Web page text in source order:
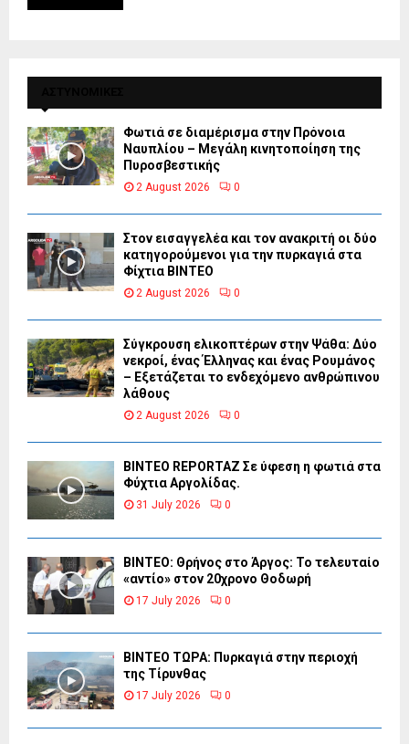
Φωτιά σε διαμέρισμα στην Πρόνοια
Ναυπλίου – Μεγάλη κινητοποίηση της
Πυροσβεστικής
2 August 2026 0
Στον εισαγγελέα και τον ανακριτή οι δύο
κατηγορούμενοι για την πυρκαγιά στα
Φίχτια ΒΙΝΤΕΟ
2 August 2026 0
Σύγκρουση ελικοπτέρων στην Ψάθα: Δύο
νεκροί, ένας Έλληνας και ένας Ρουμάνος
– Εξετάζεται το ενδεχόμενο ανθρώπινου
λάθους
2 August 2026 0
BINTEO REPORTAZ Σε ύφεση η φωτιά στα
Φύχτια Αργολίδας.
31 July 2026 0
ΒΙΝΤΕΟ: Θρήνος στο Άργος: Το τελευταίο
«αντίο» στον 20χρονο Θοδωρή
17 July 2026 0
ΒΙΝΤΕΟ ΤΩΡΑ: Πυρκαγιά στην περιοχή
της Τίρυνθας
17 July 2026 0